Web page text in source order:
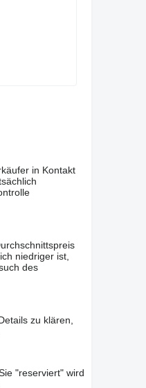
in Kontakt
niedriger ist,
des
zu klären,
"reserviert" wird